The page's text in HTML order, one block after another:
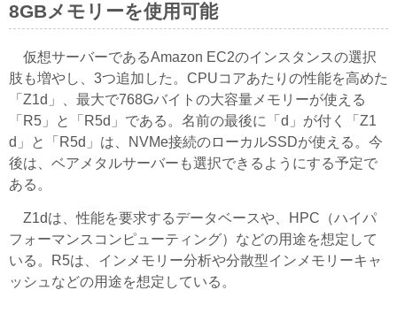
8GBメモリーを使用可能
仮想サーバーであるAmazon EC2のインスタンスの選択
肢も増やし、3つ追加した。CPUコアあたりの性能を高めた
「Z1d」、最大で768Gバイトの大容量メモリーが使える
「R5」と「R5d」である。名前の最後に「d」が付く「Z1
d」と「R5d」は、NVMe接続のローカルSSDが使える。今
後は、ベアメタルサーバーも選択できるようにする予定で
ある。
Z1dは、性能を要求するデータベースや、HPC（ハイパ
フォーマンスコンピューティング）などの用途を想定して
いる。R5は、インメモリー分析や分散型インメモリーキャ
ッシュなどの用途を想定している。